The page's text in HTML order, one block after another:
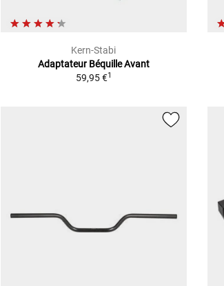
Kern-Stabi
Adaptateur Béquille Avant
59,95 €1